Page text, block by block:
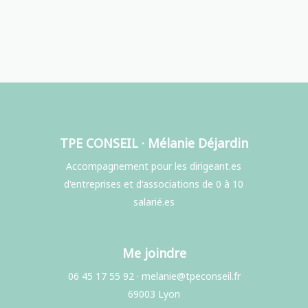
TPE CONSEIL · Mélanie Déjardin
Accompagnement pour les dirigeant.es
d'entreprises et d'associations de 0 à 10
salarié.es
Me joindre
06 45 17 55 92· melanie@tpeconseil.fr
69003 Lyon